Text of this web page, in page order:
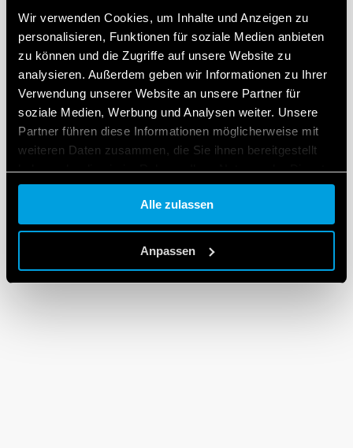
Wir verwenden Cookies, um Inhalte und Anzeigen zu
personalisieren, Funktionen für soziale Medien anbieten
zu können und die Zugriffe auf unsere Website zu
analysieren. Außerdem geben wir Informationen zu Ihrer
Verwendung unserer Website an unsere Partner für
soziale Medien, Werbung und Analysen weiter. Unsere
Partner führen diese Informationen möglicherweise mit
weiteren Daten zusammen, die Sie ihnen bereitgestellt
haben oder die sie im Rahmen Ihrer Nutzung der Dienste
gesammelt haben.
Cookie policy.
Alle zulassen
Anpassen